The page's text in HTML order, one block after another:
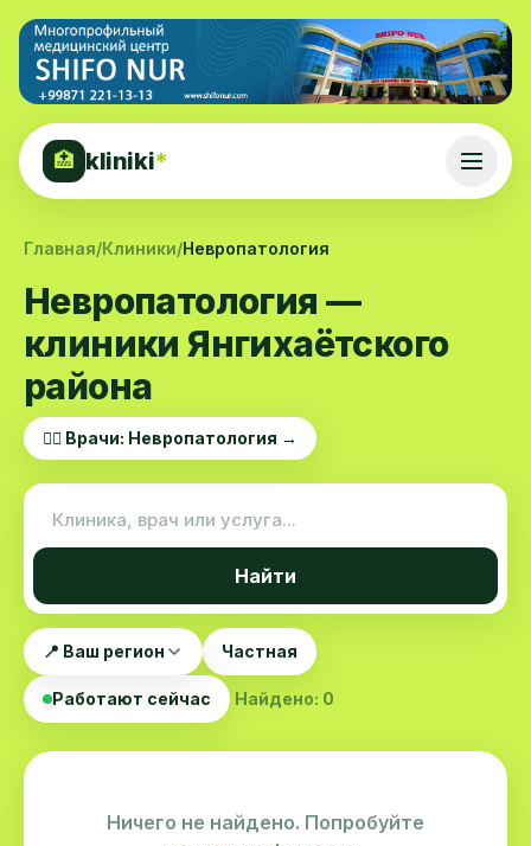
🏥 kliniki*
Главная/Клиники/Невропатология
Невропатология —
клиники Янгихаётского
района
👨‍⚕️ Врачи: Невропатология →
Найти
📍 Ваш регион Частная
Работают сейчас Найдено: 0
Ничего не найдено. Попробуйте